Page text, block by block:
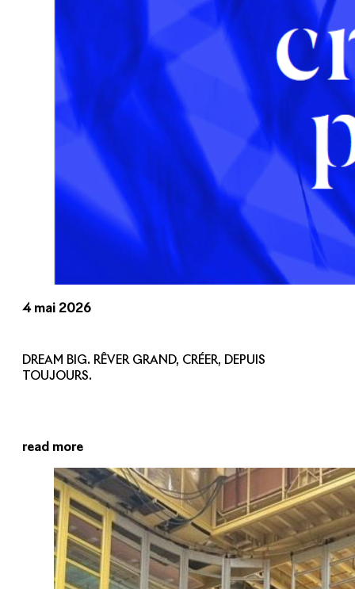
4 mai 2026
DREAM BIG. RÊVER GRAND, CRÉER, DEPUIS
TOUJOURS.
read more